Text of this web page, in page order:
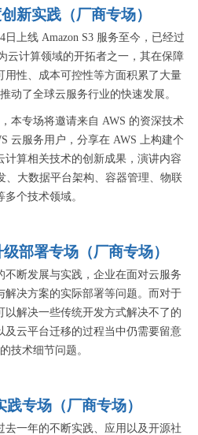
新实践（厂商专场）
日上线 Amazon S3 服务至今，已经过
云计算领域的开拓者之一，其在保障
用性、成本可控性等方面积累了大量
动了全球云服务行业的快速发展。
本专场将邀请来自 AWS 的资深技术
云服务用户，分享在 AWS 上构建个
计算相关技术的创新成果，演讲内容
、大数据平台架构、容器管理、物联
多个技术领域。
部署专场（厂商专场）
不断发展与实践，企业在面对云服务
解决方案的实际部署等问题。而对于
以解决一些传统开发方式解决不了的
及云平台迁移的过程当中仍需要留意
技术细节问题。
专场（厂商专场）
去一年的不断实践、应用以及开源社